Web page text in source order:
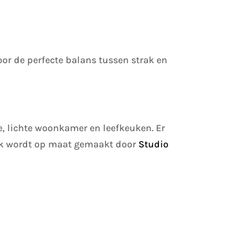
de perfecte balans tussen strak en
lichte woonkamer en leefkeuken. Er
wordt op maat gemaakt door Studio